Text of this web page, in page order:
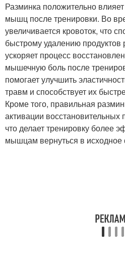
Разминка положительно
мышц после тренировки. Во
увеличивается кровоток, что
быстрому удалению
ускоряет процесс
мышечную боль после
помогает улучшить
травм и способствует их
Кроме того, правильная
активации восстановительных
что делает тренировку более
мышцам вернуться в исходное